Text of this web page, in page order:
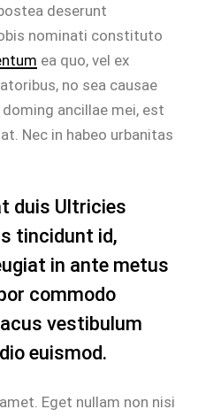
deserunt
nominati constituto
ea quo, vel ex
no sea causae
ancillae mei, est
Nec in habeo urbanitas
duis Ultricies
tincidunt id,
in ante metus
commodo
vestibulum
euismod.
Eget nullam non nisi